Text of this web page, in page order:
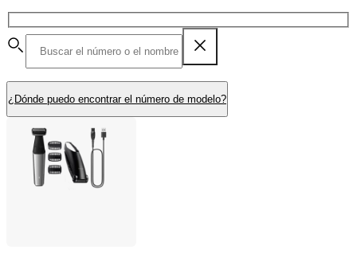
¿Dónde puedo encontrar el número de modelo?